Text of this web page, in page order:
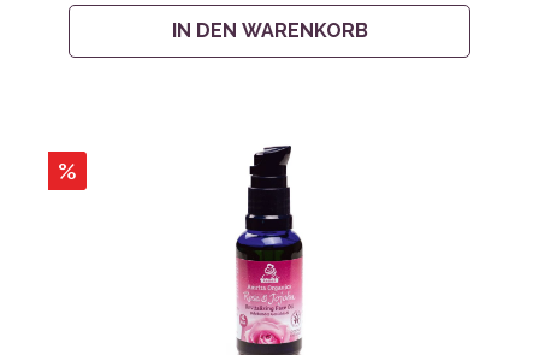
IN DEN WARENKORB
%